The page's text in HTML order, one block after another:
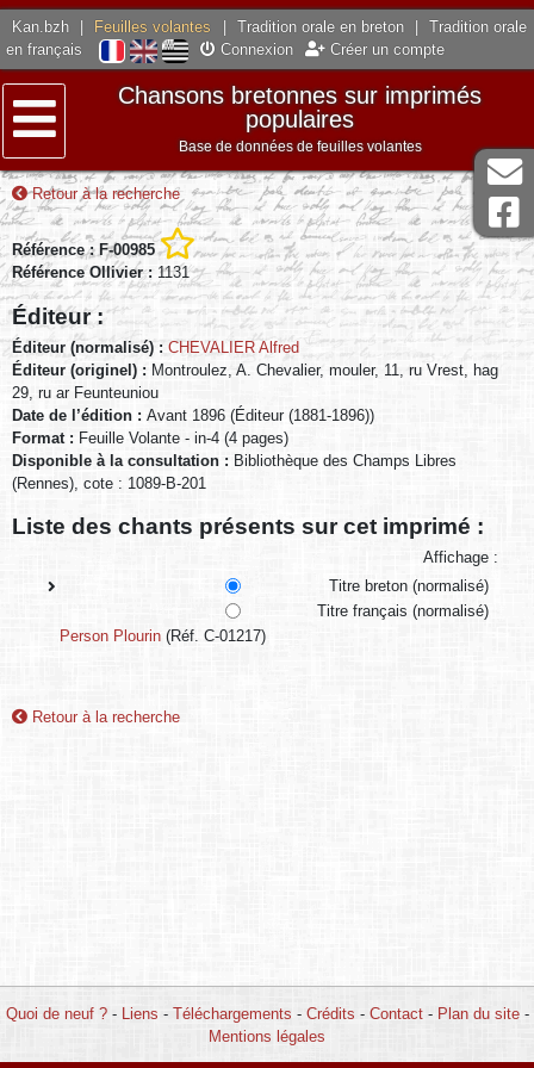
Kan.bzh Feuilles volantes Tradition orale en breton
Tradition orale
en français
Connexion Créer un compte
Menu
Chansons bretonnes sur imprimés
populaires
Base de données de feuilles volantes
Retour à la recherche
Référence : F-00985
Référence Ollivier : 1131
Éditeur :
Éditeur (normalisé) : CHEVALIER Alfred
Éditeur (originel) : Montroulez, A. Chevalier, mouler, 11, ru Vrest, hag
29, ru ar Feunteuniou
Date de l’édition : Avant 1896 (Éditeur (1881-1896))
Format : Feuille Volante - in-4 (4 pages)
Disponible à la consultation : Bibliothèque des Champs Libres
(Rennes), cote : 1089-B-201
Liste des chants présents sur cet imprimé :
Affichage :
Titre breton (normalisé)
Titre français (normalisé)
Person Plourin (Réf. C-01217)
Retour à la recherche
Quoi de neuf ?- Liens - Téléchargements - Crédits - Contact- Plan du site-
Mentions légales